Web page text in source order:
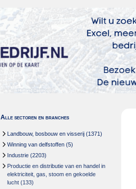
Alle sectoren en branches
Landbouw, bosbouw en visserij (1371)
Winning van delfstoffen (5)
Industrie (2203)
Productie en distributie van en handel in
elektriciteit, gas, stoom en gekoelde
lucht (133)